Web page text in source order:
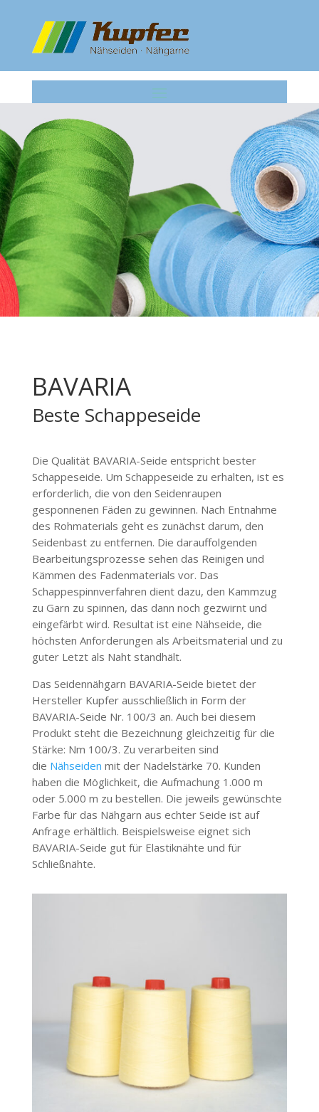
BAVARIA
Beste Schappeseide
Die Qualität BAVARIA-Seide entspricht bester
Schappeseide. Um Schappeseide zu erhalten, ist es
erforderlich, die von den Seidenraupen
gesponnenen Fäden zu gewinnen. Nach Entnahme
des Rohmaterials geht es zunächst darum, den
Seidenbast zu entfernen. Die darauffolgenden
Bearbeitungsprozesse sehen das Reinigen und
Kämmen des Fadenmaterials vor. Das
Schappespinnverfahren dient dazu, den Kammzug
zu Garn zu spinnen, das dann noch gezwirnt und
eingefärbt wird. Resultat ist eine Nähseide, die
höchsten Anforderungen als Arbeitsmaterial und zu
guter Letzt als Naht standhält.
Das Seidennähgarn BAVARIA-Seide bietet der
Hersteller Kupfer ausschließlich in Form der
BAVARIA-Seide Nr. 100/3 an. Auch bei diesem
Produkt steht die Bezeichnung gleichzeitig für die
Stärke: Nm 100/3. Zu verarbeiten sind
die Nähseiden mit der Nadelstärke 70. Kunden
haben die Möglichkeit, die Aufmachung 1.000 m
oder 5.000 m zu bestellen. Die jeweils gewünschte
Farbe für das Nähgarn aus echter Seide ist auf
Anfrage erhältlich. Beispielsweise eignet sich
BAVARIA-Seide gut für Elastiknähte und für
Schließnähte.